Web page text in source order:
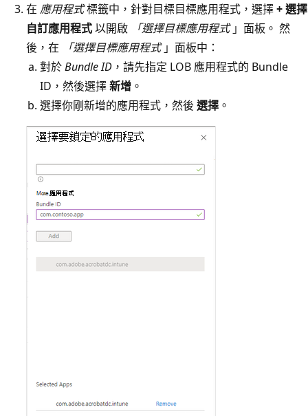
在 應用程式標籤中，針對目標目標應用程式，選擇+ 選擇
自訂應用程式以開啟 「選擇目標應用程式」面板。 然
後，在
「選擇目標應用程式」面板中：
對於Bundle ID ，請先指定 LOB 應用程式的 Bundle
ID，然後選擇新增 。
選擇你剛新增的應用程式，然後 選擇 。